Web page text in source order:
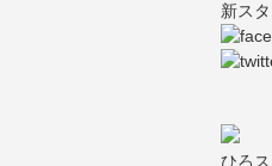
新ス
ひろ